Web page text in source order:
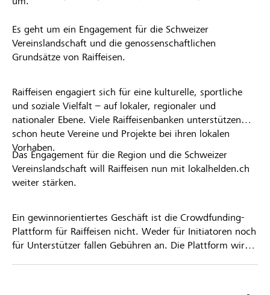
Es geht um ein Engagement für die Schweizer
Vereinslandschaft und die genossenschaftlichen
Grundsätze von Raiffeisen.
Raiffeisen engagiert sich für eine kulturelle, sportliche
und soziale Vielfalt – auf lokaler, regionaler und
nationaler Ebene. Viele Raiffeisenbanken unterstützen
schon heute Vereine und Projekte bei ihren lokalen
Vorhaben.
Das Engagement für die Region und die Schweizer
Vereinslandschaft will Raiffeisen nun mit lokalhelden.ch
weiter stärken.
Ein gewinnorientiertes Geschäft ist die Crowdfunding-
Plattform für Raiffeisen nicht. Weder für Initiatoren noch
für Unterstützer fallen Gebühren an. Die Plattform wird